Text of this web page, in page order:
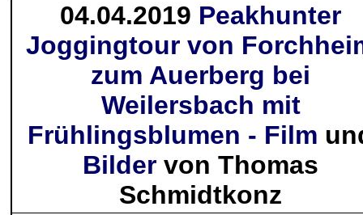
04.04.2019 Peakhunter
Joggingtour von
zum Auerberg bei
Weilersbach mit
Frühlingsblumen - Film
Bilder von Thomas
Schmidtkonz